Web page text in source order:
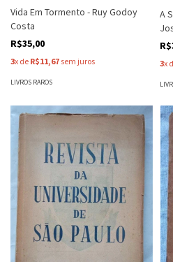
Vida Em Tormento - Ruy Godoy
Costa
R$35,00
3x de R$11,67 sem juros
LIVROS RAROS
A
3x